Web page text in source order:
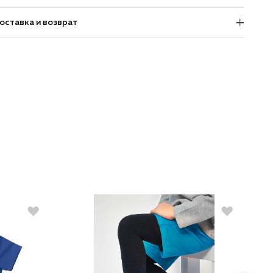
и возврат